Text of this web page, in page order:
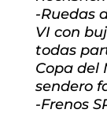
-Ruedas
VI con
todas
Copa del
sendero
-Frenos